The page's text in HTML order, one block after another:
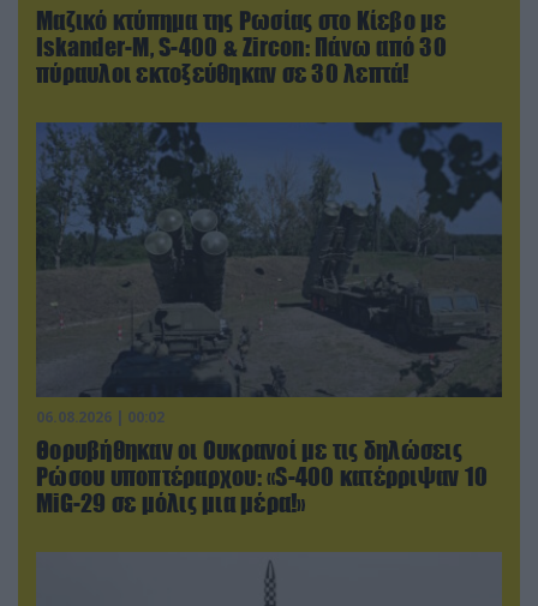
Μαζικό κτύπημα της Ρωσίας στο Κίεβο με
Iskander-Μ, S-400 & Zircon: Πάνω από 30
πύραυλοι εκτοξεύθηκαν σε 30 λεπτά!
06.08.2026 | 00:02
Θορυβήθηκαν οι Ουκρανοί με τις δηλώσεις
Ρώσου υποπτέραρχου: «S-400 κατέρριψαν 10
MiG-29 σε μόλις μια μέρα!»